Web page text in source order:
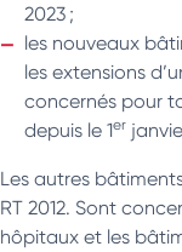
2023 ;
les nouveaux
les extensions
concernés pour
depuis le 1er
Les autres
RT 2012. Sont
hôpitaux et les